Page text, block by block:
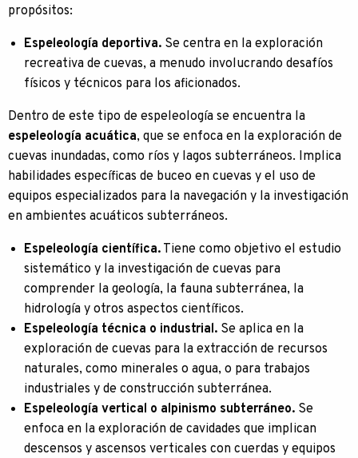
propósitos:
Espeleología deportiva. Se centra en la exploración
recreativa de cuevas, a menudo involucrando desafíos
físicos y técnicos para los aficionados.
Dentro de este tipo de espeleología se encuentra la
espeleología acuática, que se enfoca en la exploración de
cuevas inundadas, como ríos y lagos subterráneos. Implica
habilidades específicas de buceo en cuevas y el uso de
equipos especializados para la navegación y la investigación
en ambientes acuáticos subterráneos.
Espeleología científica. Tiene como objetivo el estudio
sistemático y la investigación de cuevas para
comprender la geología, la fauna subterránea, la
hidrología y otros aspectos científicos.
Espeleología técnica o industrial. Se aplica en la
exploración de cuevas para la extracción de recursos
naturales, como minerales o agua, o para trabajos
industriales y de construcción subterránea.
Espeleología vertical o alpinismo subterráneo. Se
enfoca en la exploración de cavidades que implican
descensos y ascensos verticales con cuerdas y equipos